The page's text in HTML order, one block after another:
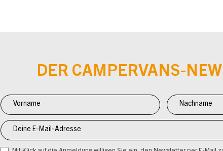
DER CAMPERVANS-
Newsletter
Anmeldung
CV